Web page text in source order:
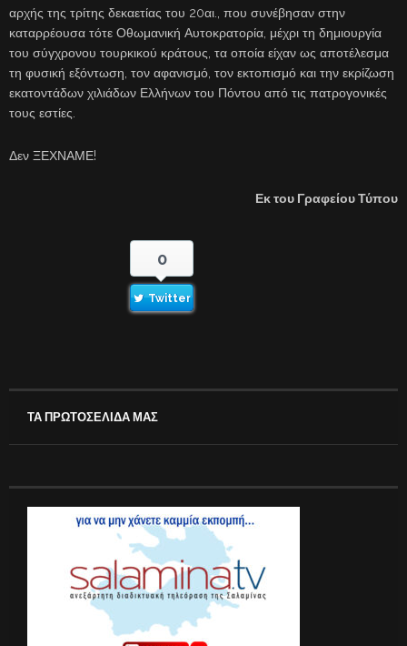
αρχής της τρίτης δεκαετίας του 20αι., που συνέβησαν στην
καταρρέουσα τότε Οθωμανική Αυτοκρατορία, μέχρι τη δημιουργία
του σύγχρονου τουρκικού κράτους, τα οποία είχαν ως αποτέλεσμα
τη φυσική εξόντωση, τον αφανισμό, τον εκτοπισμό και την εκρίζωση
εκατοντάδων χιλιάδων Ελλήνων του Πόντου από τις πατρογονικές
τους εστίες.
Δεν ΞΕΧΝΑΜΕ!
Εκ του Γραφείου Τύπου
0
Twitter
ΤΑ ΠΡΩΤΟΣΕΛΙΔΑ ΜΑΣ